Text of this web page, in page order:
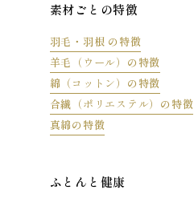
素材ごとの特徴
羽毛・羽根 の特徴
羊毛 （ウール） の特徴
綿 （コットン） の特徴
合繊 （ポリエステル） の特徴
真綿の特徴
ふとんと健康